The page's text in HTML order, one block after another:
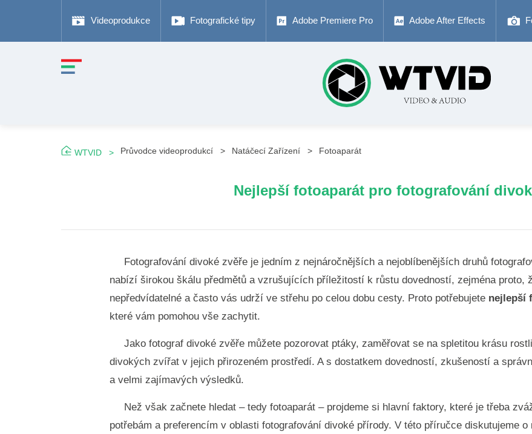
Videoprodukce Fotografické tipy Adobe Premiere Pro Adobe After Effects
WTVID Průvodce videoprodukcí Natáčecí Zařízení Fotoaparát
Nejlepší fotoaparát pro fotografování
Fotografování divoké zvěře je jedním z nejnáročnějších a nejoblíbenějších druhů
nabízí širokou škálu předmětů a vzrušujících příležitostí k růstu dovedností, zejména proto,
nepředvídatelné a často vás udrží ve střehu po celou dobu cesty. Proto potřebujete nejlepší
které vám pomohou vše zachytit.
Jako fotograf divoké zvěře můžete pozorovat ptáky, zaměřovat se na spletitou krásu
divokých zvířat v jejich přirozeném prostředí. A s dostatkem dovedností, zkušeností a
a velmi zajímavých výsledků.
Než však začnete hledat – tedy fotoaparát – projdeme si hlavní faktory, které je třeba
potřebám a preferencím v oblasti fotografování divoké přírody. V této příručce diskutujeme